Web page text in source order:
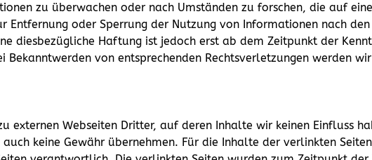
zu überwachen oder nach Umständen zu forschen, die auf
Entfernung oder Sperrung der Nutzung von Informationen nach
diesbezügliche Haftung ist jedoch erst ab dem Zeitpunkt der
Bekanntwerden von entsprechenden Rechtsverletzungen werden
externen Webseiten Dritter, auf deren Inhalte wir keinen Einfluss
keine Gewähr übernehmen. Für die Inhalte der verlinkten